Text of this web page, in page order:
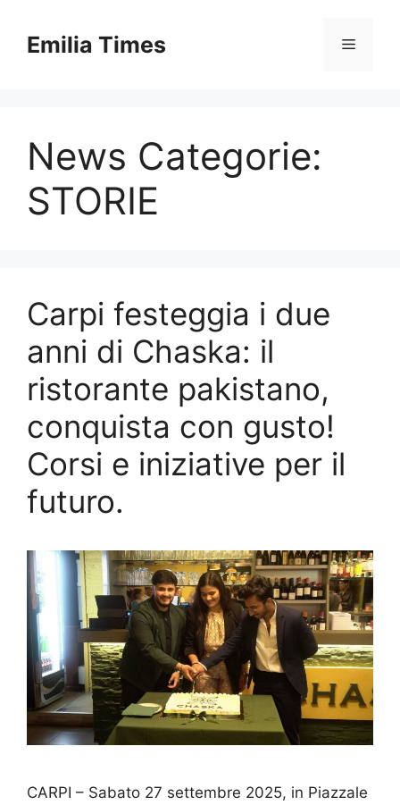
contentEmilia Times Menu
News Categorie:
STORIE
Carpi festeggia i due
anni di Chaska: il
ristorante pakistano,
conquista con gusto!
Corsi e iniziative per il
futuro.
CARPI – Sabato 27 settembre 2025, in Piazzale